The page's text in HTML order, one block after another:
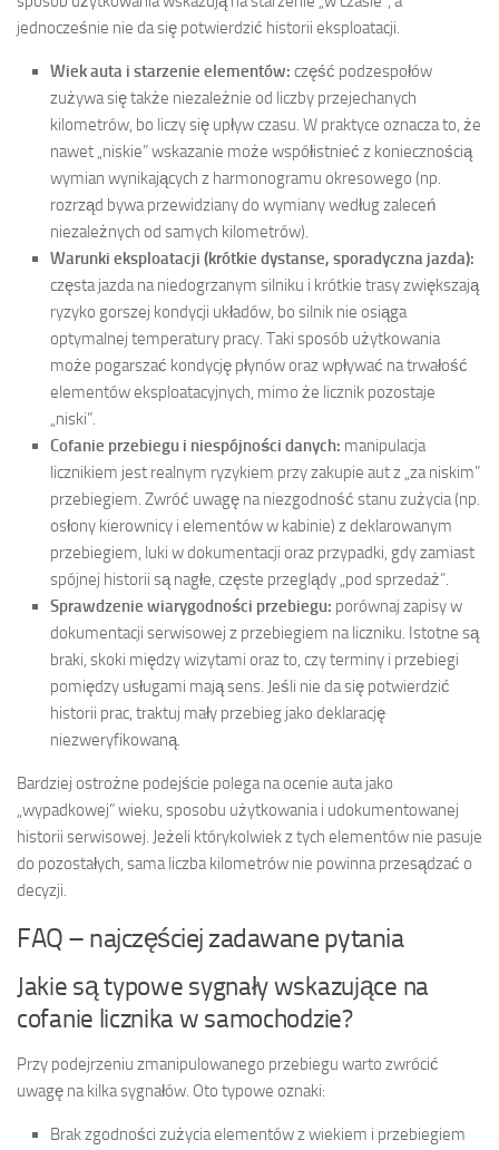
jednocześnie nie da się potwierdzić historii eksploatacji.
Wiek auta i starzenie elementów: część podzespołów
zużywa się także niezależnie od liczby przejechanych
kilometrów, bo liczy się upływ czasu. W praktyce oznacza to, że
nawet „niskie” wskazanie może współistnieć z koniecznością
wymian wynikających z harmonogramu okresowego (np.
rozrząd bywa przewidziany do wymiany według zaleceń
niezależnych od samych kilometrów).
Warunki eksploatacji (krótkie dystanse, sporadyczna jazda):
częsta jazda na niedogrzanym silniku i krótkie trasy zwiększają
ryzyko gorszej kondycji układów, bo silnik nie osiąga
optymalnej temperatury pracy. Taki sposób użytkowania
może pogarszać kondycję płynów oraz wpływać na trwałość
elementów eksploatacyjnych, mimo że licznik pozostaje
„niski”.
Cofanie przebiegu i niespójności danych: manipulacja
licznikiem jest realnym ryzykiem przy zakupie aut z „za niskim”
przebiegiem. Zwróć uwagę na niezgodność stanu zużycia (np.
osłony kierownicy i elementów w kabinie) z deklarowanym
przebiegiem, luki w dokumentacji oraz przypadki, gdy zamiast
spójnej historii są nagłe, częste przeglądy „pod sprzedaż”.
Sprawdzenie wiarygodności przebiegu: porównaj zapisy w
dokumentacji serwisowej z przebiegiem na liczniku. Istotne są
braki, skoki między wizytami oraz to, czy terminy i przebiegi
pomiędzy usługami mają sens. Jeśli nie da się potwierdzić
historii prac, traktuj mały przebieg jako deklarację
niezweryfikowaną.
Bardziej ostrożne podejście polega na ocenie auta jako
„wypadkowej” wieku, sposobu użytkowania i udokumentowanej
historii serwisowej. Jeżeli którykolwiek z tych elementów nie pasuje
do pozostałych, sama liczba kilometrów nie powinna przesądzać o
decyzji.
FAQ – najczęściej zadawane pytania
Jakie są typowe sygnały wskazujące na
cofanie licznika w samochodzie?
Przy podejrzeniu zmanipulowanego przebiegu warto zwrócić
uwagę na kilka sygnałów. Oto typowe oznaki:
Brak zgodności zużycia elementów z wiekiem i przebiegiem